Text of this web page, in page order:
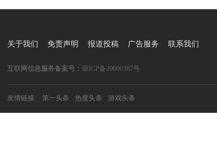
关于我们 免责声明 报道投稿 广告服务 联系我们
互联网信息服务备案号： 琼ICP备20000387号
友情链接: 第一头条 热度头条 游戏头条